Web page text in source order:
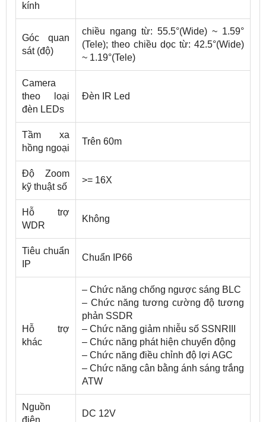
kính
Góc quan
sát (độ)
chiều ngang từ: 55.5°(Wide) ~ 1.59°
(Tele); theo chiều dọc từ: 42.5°(Wide)
~ 1.19°(Tele)
Camera
theo loại
đèn LEDs
Đèn IR Led
Tầm xa
hồng ngoại
Trên 60m
Độ Zoom
kỹ thuật số
>= 16X
Hỗ trợ
WDR
Không
Tiêu chuẩn
IP
Chuẩn IP66
Hỗ trợ
khác
– Chức năng chống ngược sáng BLC
– Chức năng tương cường độ tương
phản SSDR
– Chức năng giảm nhiễu số SSNRIII
– Chức năng phát hiện chuyển động
– Chức năng điều chỉnh độ lợi AGC
– Chức năng cân bằng ánh sáng trắng
ATW
Nguồn
điện
DC 12V